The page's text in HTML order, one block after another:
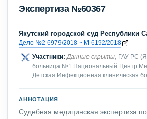
Экспертиза №60367
Якутский городской суд Республики
Дело №2-6979/2018 ~ М-6192/2018
Участники: Данные скрыты, ГАУ РС
больница №1 Национальный Центр
Детская Инфекционная клиническая
АННОТАЦИЯ
Судебная медицинская экспертиза